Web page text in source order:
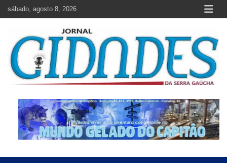
sábado, agosto 8, 2026
Jornal Cidades da Serra Gaúcha